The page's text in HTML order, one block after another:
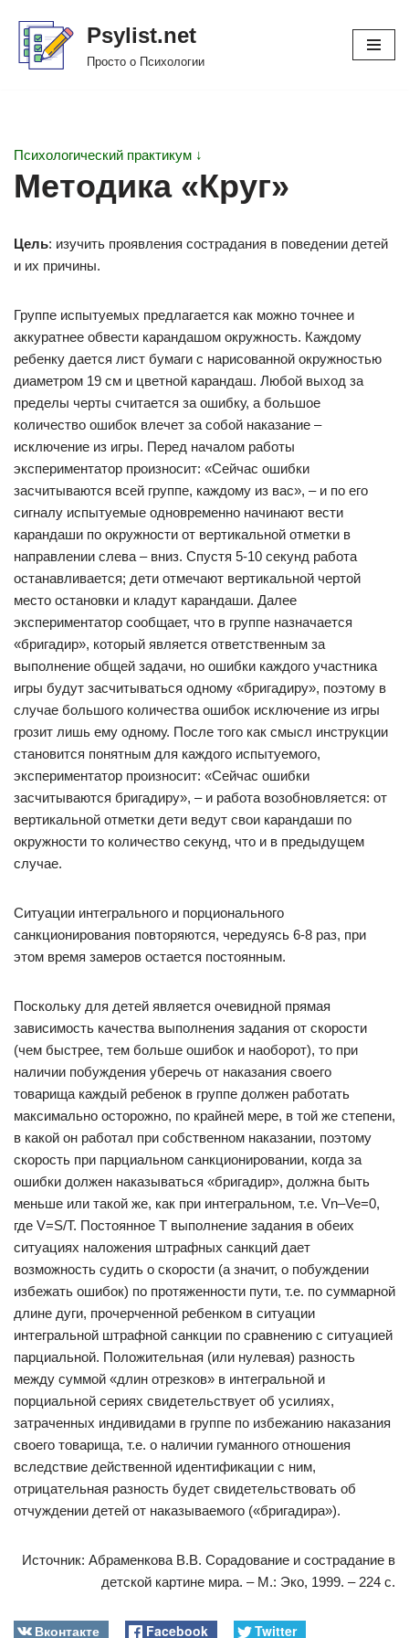
Перейти
Psylist.net
Просто о Психологии
Психологический практикум ↓
Методика «Круг»
Цель: изучить проявления сострадания в поведении детей
и их причины.
Группе испытуемых предлагается как можно точнее и
аккуратнее обвести карандашом окружность. Каждому
ребенку дается лист бумаги с нарисованной окружностью
диаметром 19 см и цветной карандаш. Любой выход за
пределы черты считается за ошибку, а большое
количество ошибок влечет за собой наказание –
исключение из игры. Перед началом работы
экспериментатор произносит: «Сейчас ошибки
засчитываются всей группе, каждому из вас», – и по его
сигналу испытуемые одновременно начинают вести
карандаши по окружности от вертикальной отметки в
направлении слева – вниз. Спустя 5-10 секунд работа
останавливается; дети отмечают вертикальной чертой
место остановки и кладут карандаши. Далее
экспериментатор сообщает, что в группе назначается
«бригадир», который является ответственным за
выполнение общей задачи, но ошибки каждого участника
игры будут засчитываться одному «бригадиру», поэтому в
случае большого количества ошибок исключение из игры
грозит лишь ему одному. После того как смысл инструкции
становится понятным для каждого испытуемого,
экспериментатор произносит: «Сейчас ошибки
засчитываются бригадиру», – и работа возобновляется: от
вертикальной отметки дети ведут свои карандаши по
окружности то количество секунд, что и в предыдущем
случае.
Ситуации интегрального и порционального
санкционирования повторяются, чередуясь 6-8 раз, при
этом время замеров остается постоянным.
Поскольку для детей является очевидной прямая
зависимость качества выполнения задания от скорости
(чем быстрее, тем больше ошибок и наоборот), то при
наличии побуждения уберечь от наказания своего
товарища каждый ребенок в группе должен работать
максимально осторожно, по крайней мере, в той же степени,
в какой он работал при собственном наказании, поэтому
скорость при парциальном санкционировании, когда за
ошибки должен наказываться «бригадир», должна быть
меньше или такой же, как при интегральном, т.е. Vn–Ve=0,
где V=S/T. Постоянное T выполнение задания в обеих
ситуациях наложения штрафных санкций дает
возможность судить о скорости (а значит, о побуждении
избежать ошибок) по протяженности пути, т.е. по суммарной
длине дуги, прочерченной ребенком в ситуации
интегральной штрафной санкции по сравнению с ситуацией
парциальной. Положительная (или нулевая) разность
между суммой «длин отрезков» в интегральной и
порциальной сериях свидетельствует об усилиях,
затраченных индивидами в группе по избежанию наказания
своего товарища, т.е. о наличии гуманного отношения
вследствие действенной идентификации с ним,
отрицательная разность будет свидетельствовать об
отчуждении детей от наказываемого («бригадира»).
Источник: Абраменкова В.В. Сорадование и сострадание в
детской картине мира. – М.: Эко, 1999. – 224 с.
Вконтакте Facebook Twitter